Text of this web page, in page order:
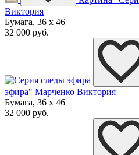
Виктория
Бумага, 36 x 46
32 000 руб.
эфира" Марченко Виктория
Бумага, 36 x 46
32 000 руб.